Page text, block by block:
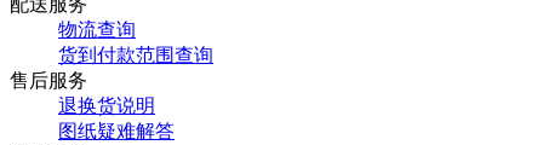
配送服务
物流查询
货到付款范围查询
售后服务
退换货说明
图纸疑难解答